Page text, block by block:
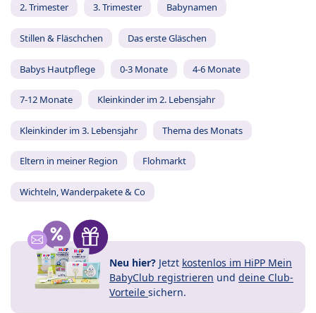
2. Trimester 3. Trimester Babynamen
Stillen & Fläschchen Das erste Gläschen
Babys Hautpflege 0-3 Monate 4-6 Monate
7-12 Monate Kleinkinder im 2. Lebensjahr
Kleinkinder im 3. Lebensjahr Thema des Monats
Eltern in meiner Region Flohmarkt
Wichteln, Wanderpakete & Co
Neu hier? Jetzt kostenlos im HiPP Mein
BabyClub registrieren und deine Club-
Vorteile sichern.